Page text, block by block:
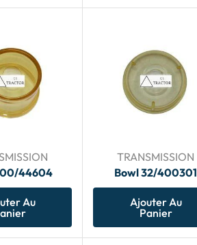
44604
Au
TRANSMISSION
Bowl 32/400301
Ajouter Au
Panier